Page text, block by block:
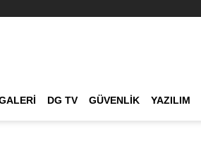
DG TV GÜVENLIK YAZILIM